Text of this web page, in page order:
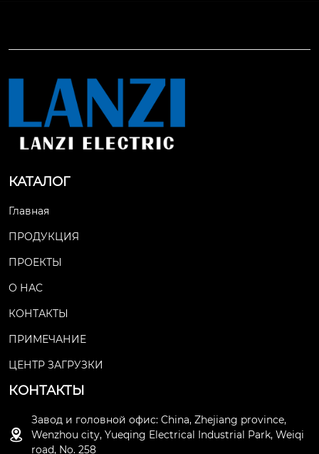
КАТАЛОГ
Главная
ПРОДУКЦИЯ
ПРОЕКТЫ
О НАС
КОНТАКТЫ
ПРИМЕЧАНИЕ
ЦЕНТР ЗАГРУЗКИ
КОНТАКТЫ

Завод и головной офис: China, Zhejiang province,
Wenzhou city, Yueqing Electrical Industrial Park, Weiqi
road, No. 258